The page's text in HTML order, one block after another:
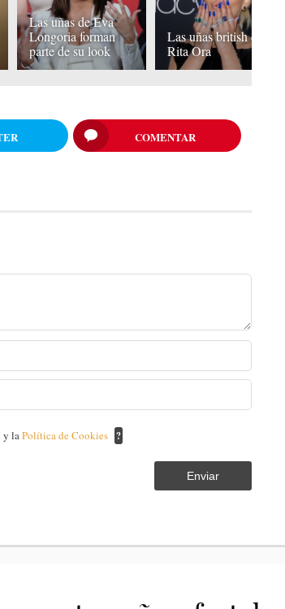
Las uñas de Eva
Longoria forman
parte de su look
Las uñas british de
Rita Ora
COMENTAR
y laPolítica de Cookies ?
Enviar